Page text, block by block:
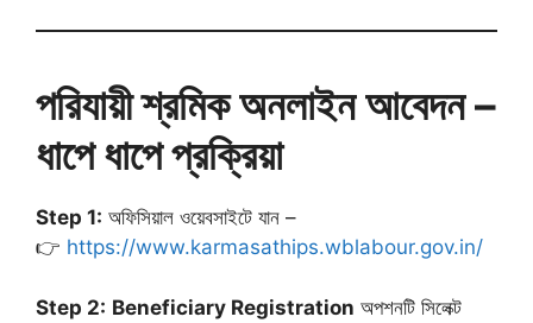
পরিযায়ী শ্রমিক অনলাইন আবেদন –
ধাপে ধাপে প্রক্রিয়া
Step 1: অফিসিয়াল ওয়েবসাইটে যান –
👉 https://www.karmasathips.wblabour.gov.in/
Step 2: Beneficiary Registration অপশনটি সিলেক্ট